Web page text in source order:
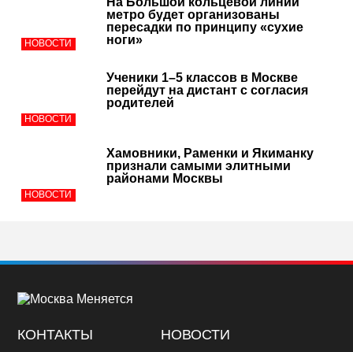
НОВОСТИ
метро будет организованы
пересадки по принципу «сухие
ноги»
НОВОСТИ
Ученики 1–5 классов в Москве
перейдут на дистант с согласия
родителей
НОВОСТИ
Хамовники, Раменки и Якиманку
признали самыми элитными
районами Москвы
КОНТАКТЫ
НОВОСТИ